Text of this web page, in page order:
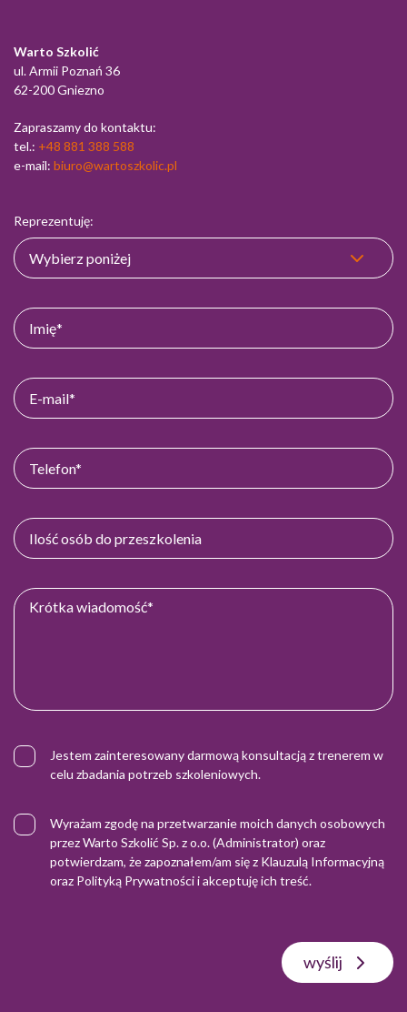
Warto Szkolić
ul. Armii Poznań 36
62-200 Gniezno
Zapraszamy do kontaktu:
tel.: +48 881 388 588
e-mail: biuro@wartoszkolic.pl
Reprezentuję:
Jestem zainteresowany darmową konsultacją z trenerem w
celu zbadania potrzeb szkoleniowych.
Wyrażam zgodę na przetwarzanie moich danych osobowych
przez Warto Szkolić Sp. z o.o. (Administrator) oraz
potwierdzam, że zapoznałem/am się z Klauzulą Informacyjną
oraz Polityką Prywatnościi akceptuję ich treść.
wyślij